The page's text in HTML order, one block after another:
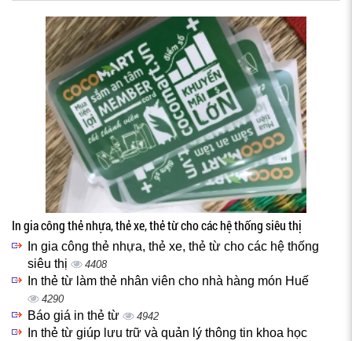
In gia công thẻ nhựa, thẻ xe, thẻ từ cho các hệ thống siêu thị
In gia công thẻ nhựa, thẻ xe, thẻ từ cho các hệ thống
siêu thị
4408
In thẻ từ làm thẻ nhân viên cho nhà hàng món Huế
4290
Báo giá in thẻ từ 4942
In thẻ từ giúp lưu trữ và quản lý thông tin khoa học